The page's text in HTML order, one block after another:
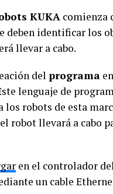
KUKA comienza
deben identificar los
llevar a cabo.
del programa
lenguaje de
los robots de esta
robot llevará a cabo
en el controlador
un cable